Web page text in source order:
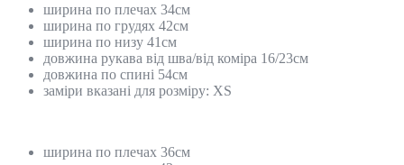
ширина по плечах 34см
ширина по грудях 42см
ширина по низу 41см
довжина рукава від шва/від коміра 16/23см
довжина по спині 54см
заміри вказані для розміру: XS
ширина по плечах 36см